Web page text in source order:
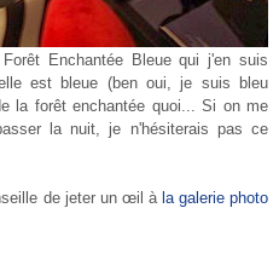
Enchantée Bleue qui j'en suis
est bleue (ben oui, je suis bleu
la forêt enchantée quoi... Si on me
la nuit, je n'hésiterais pas ce
de jeter un œil à la galerie photo